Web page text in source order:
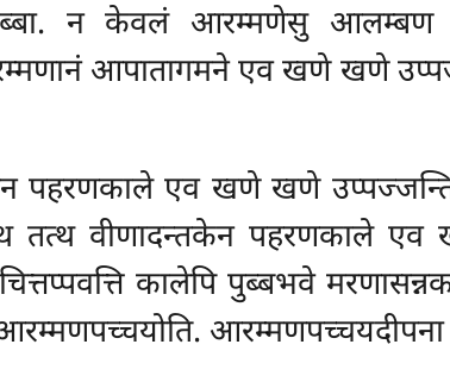
न केवलं आरम्मणेसु
आपातागमने एव खणे खणे
पहरणकाले एव खणे खणे
तत्थ वीणादन्तकेन पहरणकाले
कालेपि पुब्बभवे
आरम्मणपच्चयदीपना